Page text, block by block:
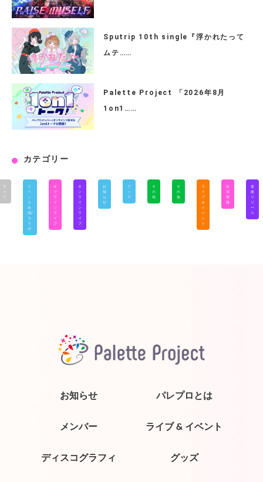
Sputrip 10th single『浮かれたって
ムテ……
Palette Project 「2026年8月
1on1……
カテゴリー
す
べ
て
イ
ベ
ン
ト
出
演/
コ
ラ
ボ
オ
フ
ラ
イ
ン
ラ
イ
ブ
オ
ン
ラ
イ
ン
ラ
イ
ブ
お
知
ら
せ
グ
ッ
ズ
そ
の
他
そ
の
他
ラ
イ
ブ
＆
イ
ベ
ン
ト
出
演
情
報
楽
曲
リ
リ
ー
ス
お知らせ パレプロとは
メンバー ライブ & イベント
ディスコグラフィ グッズ